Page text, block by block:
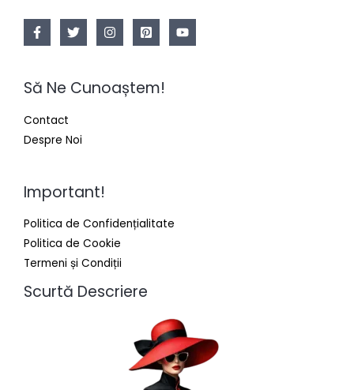
Să Ne Cunoaștem!
Contact
Despre Noi
Important!
Politica de Confidențialitate
Politica de Cookie
Termeni și Condiții
Scurtă Descriere